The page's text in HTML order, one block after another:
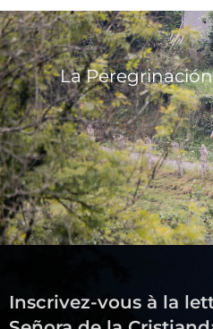
La
Inscrivez-vous à la